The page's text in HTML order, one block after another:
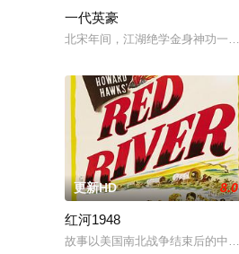
一代英豪
北宋年间，江湖绝学金身神功一
更新HD 8.0
红河1948
故事以美国南北战争结束后的中